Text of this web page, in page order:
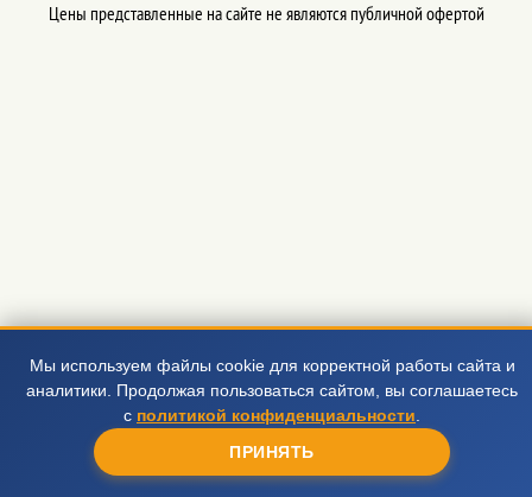
Цены представленные на сайте не являются публичной офертой
Мы используем файлы cookie для корректной работы сайта и
аналитики. Продолжая пользоваться сайтом, вы соглашаетесь
с политикой конфиденциальности
ПРИНЯТЬ